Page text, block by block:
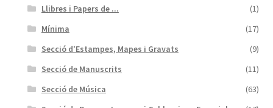
Llibres i Papers de ...
(1)
Mínima
(17)
Secció d'Estampes, Mapes i Gravats
(9)
Secció de Manuscrits
(11)
Secció de Música
(63)